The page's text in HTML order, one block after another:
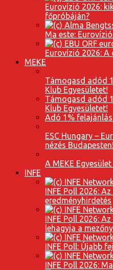
Eurovízió 2026:
főpróbáján?
Ma este:
Eurovízió 2026:
MEKE
Támogasd adód
Klub Egyesületet!
Támogasd adód
Klub Egyesületet!
Adó 1% felajánlás
ESC Hungary –
nézés Budapesten!
A MEKE
INFE
INFE Poll 2026:
eredményhirdetés
INFE Poll 2026:
lehagyja a
INFE Poll: Újabb
INFE Poll 2026: